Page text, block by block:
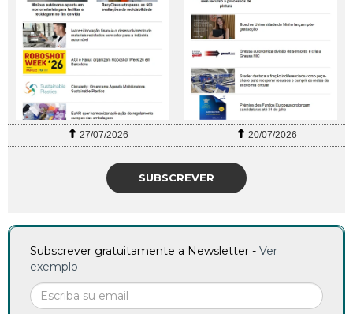
27/07/2026 20/07/2026
SUBSCREVER
Subscrever gratuitamente a Newsletter - Ver
exemplo